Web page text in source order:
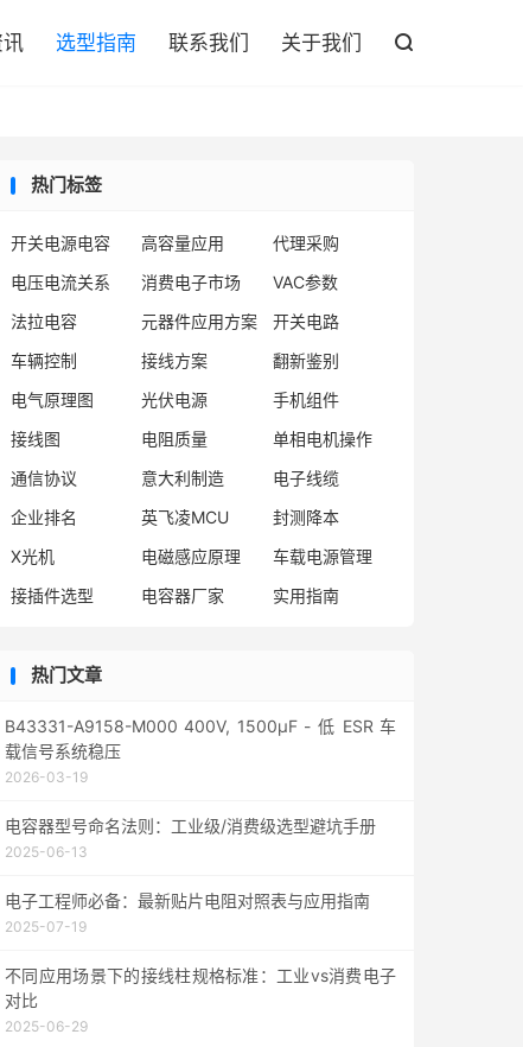
选型指南 联系我们 关于我们 
热门标签
开关电源电容 高容量应用
代理采购
电压电流关系
消费电子市场
VAC参数
法拉电容
元器件应用方案
开关电路
车辆控制
接线方案
翻新鉴别
电气原理图
光伏电源
手机组件
接线图
电阻质量
单相电机操作
通信协议
意大利制造
电子线缆
企业排名
英飞凌MCU
封测降本
X光机
电磁感应原理
车载电源管理
接插件选型
电容器厂家 实用指南
热门文章
B43331-A9158-M000 400V, 1500µF - 低 ESR 车
载信号系统稳压
2026-03-19
电容器型号命名法则：工业级/消费级选型避坑手册
2025-06-13
电子工程师必备：最新贴片电阻对照表与应用指南
2025-07-19
不同应用场景下的接线柱规格标准：工业vs消费电子
对比
2025-06-29